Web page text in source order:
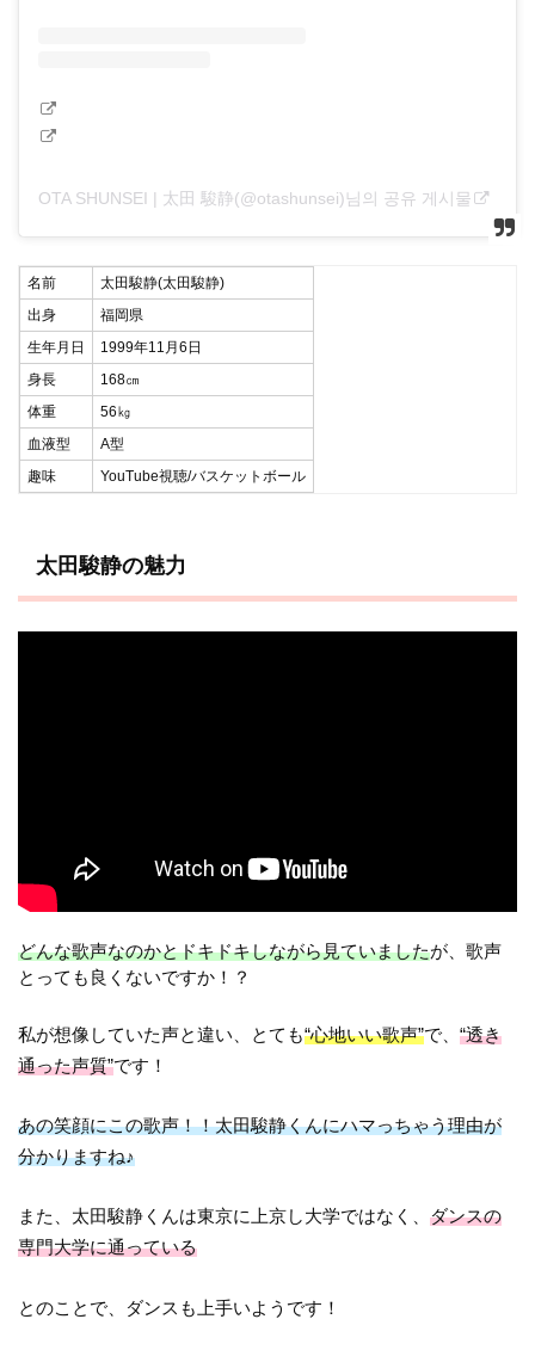
OTA SHUNSEI | 太田 駿静(@otashunsei)님의 공유 게시물
名前
太田駿静(太田駿静)
出身
福岡県
生年月日
1999年11月6日
身長
168㎝
体重
56㎏
血液型
A型
趣味
YouTube視聴/バスケットボール
太田駿静の魅力
どんな歌声なのかとドキドキしながら見ていましたが、歌声
とっても良くないですか！？
私が想像していた声と違い、とても“心地いい歌声”で、“透き
通った声質”です！
あの笑顔にこの歌声！！太田駿静くんにハマっちゃう理由が
分かりますね♪
また、太田駿静くんは東京に上京し大学ではなく、ダンスの
専門大学に通っている
とのことで、ダンスも上手いようです！